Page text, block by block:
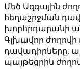
Մեծ Ազգային
հեղաշրջման
խորհրդարանի
Գլխավոր ժողովի
դավադիրները,
պայթեցրին